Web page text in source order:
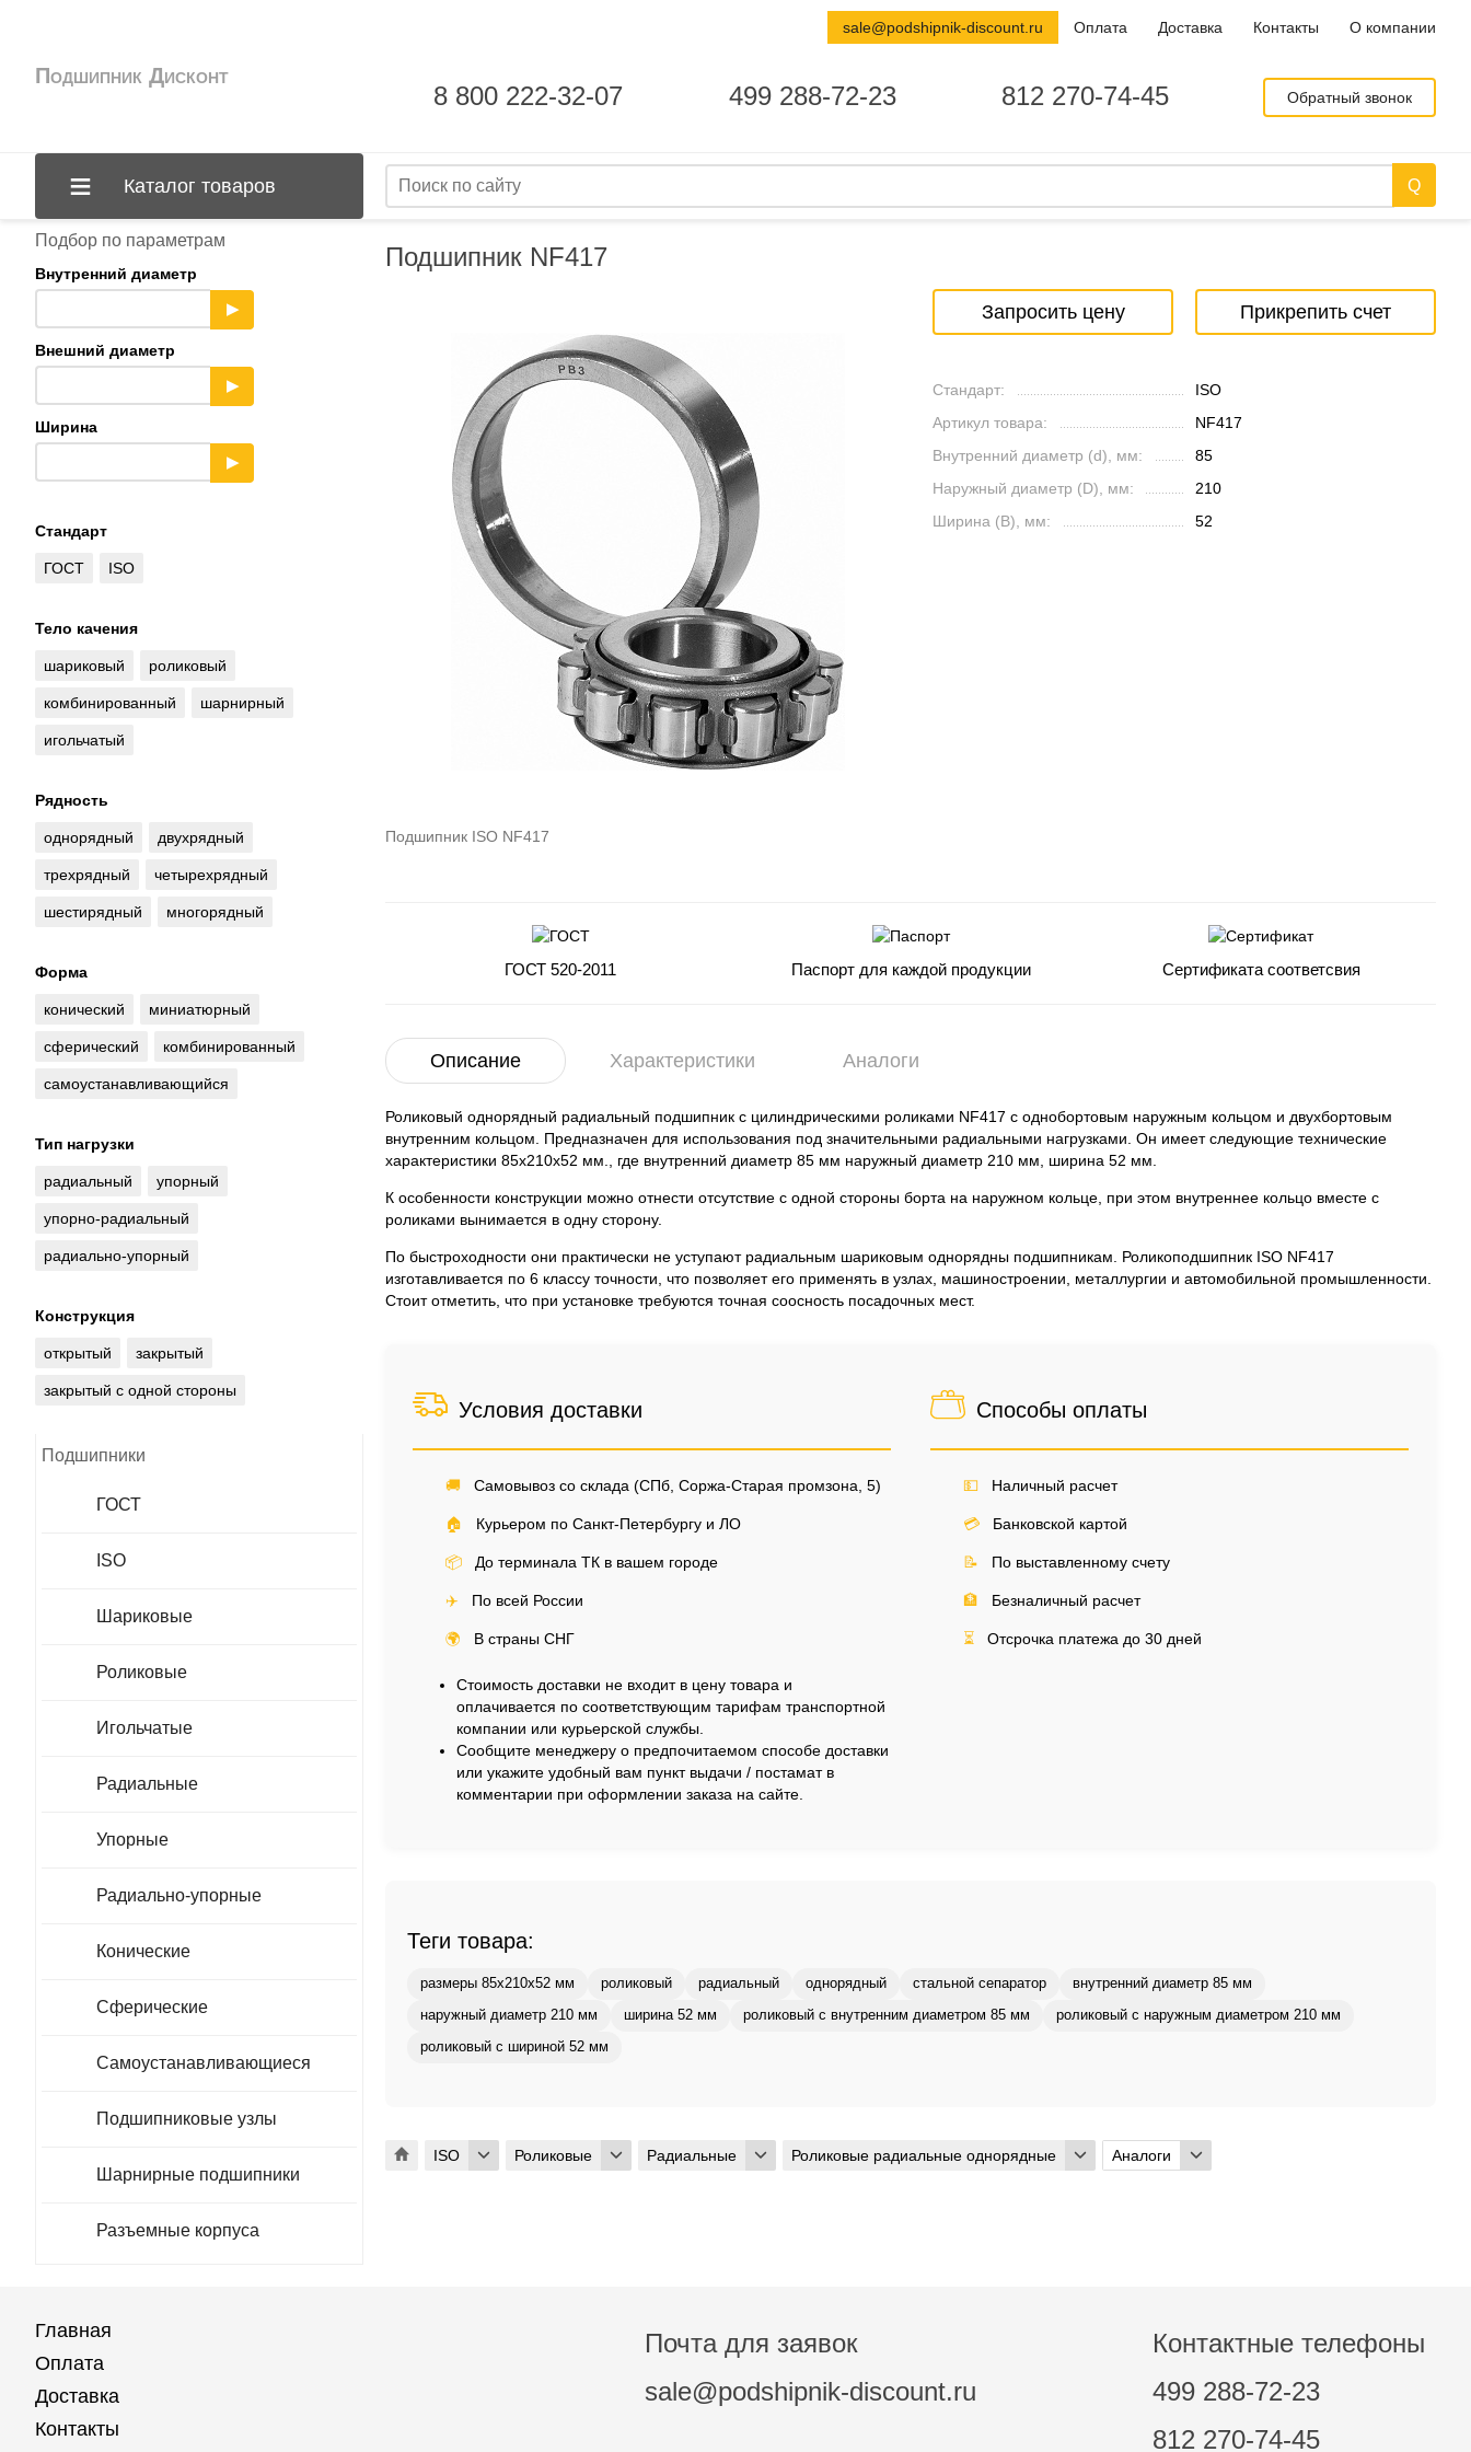
Подшипник NF417
Подшипник ISO NF417
Запросить цену Прикрепить счет
Стандарт:
ISO
Артикул товара:
NF417
Внутренний диаметр (d), мм:
85
Наружный диаметр (D), мм:
210
Ширина (B), мм:
52
ГОСТ 520-2011 Паспорт для каждой продукции Сертификата соответсвия
Описание Характеристики Аналоги
Роликовый однорядный радиальный подшипник с цилиндрическими роликами NF417 с однобортовым наружным кольцом и двухбортовым
внутренним кольцом. Предназначен для использования под значительными радиальными нагрузками. Он имеет следующие технические
характеристики 85x210x52 мм., где внутренний диаметр 85 мм наружный диаметр 210 мм, ширина 52 мм.
К особенности конструкции можно отнести отсутствие с одной стороны борта на наружном кольце, при этом внутреннее кольцо вместе с
роликами вынимается в одну сторону.
По быстроходности они практически не уступают радиальным шариковым однорядны подшипникам. Роликоподшипник ISO NF417
изготавливается по 6 классу точности, что позволяет его применять в узлах, машиностроении, металлургии и автомобильной промышленности.
Стоит отметить, что при установке требуются точная соосность посадочных мест.
Условия доставки
🚚 Самовывоз со склада (СПб, Соржа-Старая промзона, 5)
🏠 Курьером по Санкт-Петербургу и ЛО
📦 До терминала ТК в вашем городе
✈️ По всей России
🌍 В страны СНГ
Стоимость доставки не входит в цену товара и
оплачивается по соответствующим тарифам транспортной
компании или курьерской службы.
Сообщите менеджеру о предпочитаемом способе доставки
или укажите удобный вам пункт выдачи / постамат в
комментарии при оформлении заказа на сайте.
Способы оплаты
💵 Наличный расчет
💳 Банковской картой
📝 По выставленному счету
🏦 Безналичный расчет
⏳ Отсрочка платежа до 30 дней
Теги товара:
размеры 85x210x52 мм роликовый радиальный однорядный стальной сепаратор внутренний диаметр 85 мм
наружный диаметр 210 мм ширина 52 мм роликовый с внутренним диаметром 85 мм роликовый с наружным диаметром 210 мм
роликовый с шириной 52 мм
ISO Роликовые Радиальные Роликовые радиальные однорядные Аналоги
Подбор по параметрам
Внутренний диаметр
▶
Внешний диаметр
▶
Ширина
▶
Стандарт
ГОСТ ISO
Тело качения
шариковый роликовый
комбинированный шарнирный
игольчатый
Рядность
однорядный двухрядный
трехрядный четырехрядный
шестирядный многорядный
Форма
конический миниатюрный
сферический комбинированный
самоустанавливающийся
Тип нагрузки
радиальный упорный
упорно-радиальный
радиально-упорный
Конструкция
открытый закрытый
закрытый с одной стороны
Подшипники
ГОСТ
ISO
Шариковые
Роликовые
Игольчатые
Радиальные
Упорные
Радиально-упорные
Конические
Сферические
Самоустанавливающиеся
Подшипниковые узлы
Шарнирные подшипники
Разъемные корпуса
Подшипник Дисконт
8 800 222-32-07 499 288-72-23 812 270-74-45 Обратный звонок
sale@podshipnik-discount.ru Оплата Доставка Контакты О компании
Каталог товаров
Главная
Оплата
Доставка
Контакты
Почта для заявок
sale@podshipnik-discount.ru
Контактные телефоны
499 288-72-23
812 270-74-45